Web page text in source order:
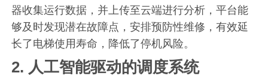
器收集运行数据，并上传至云端进行分析，平台能
够及时发现潜在故障点，安排预防性维修，有效延
长了电梯使用寿命，降低了停机风险。
2. 人工智能驱动的调度系统